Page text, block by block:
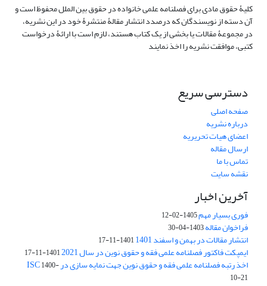
کلیۀ حقوق مادی برای فصلنامه علمی خانواده در حقوق بین الملل محفوظ است و
آن دسته از نویسندگان که درصدد انتشار مقالۀ منتشرۀ خود در این نشریه،
در مجموعۀ مقالات یا بخشی از یک کتاب هستند، لازم است با ارائۀ درخواست
کتبی، موافقت نشریه را اخذ نمایند
دسترسی سریع
صفحه اصلی
درباره نشریه
اعضای هیات تحریریه
ارسال مقاله
تماس با ما
نقشه سایت
آخرین اخبار
فوری بسیار مهم1405-02-12
فراخوان مقاله1403-04-30
انتشار مقالات در بهمن و اسفند 1401 1401-11-17
ایمپکت فاکتور فصلنامه علمی فقه و حقوق نوین در سال 2021 1401-11-17
اخذ رتبه فصلنامه علمی فقه و حقوق نوین جهت نمایه سازی در ISC1400-
10-21